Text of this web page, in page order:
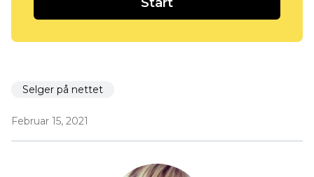
Selger på nettet
Februar 15, 2021